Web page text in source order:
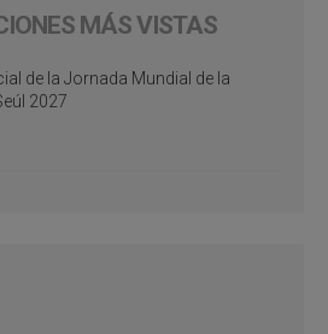
MÁS VISTAS
de la Jornada Mundial de la
2027